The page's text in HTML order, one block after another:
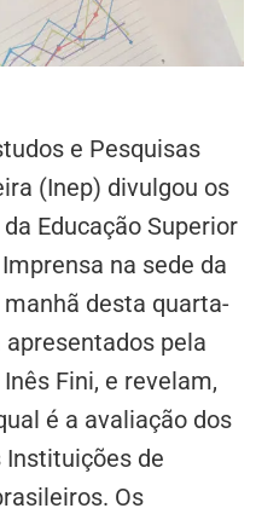
e Pesquisas
(Inep) divulgou os
Educação Superior
na sede da
desta quarta-
pela
Fini, e revelam,
é a avaliação dos
Instituições de
Os